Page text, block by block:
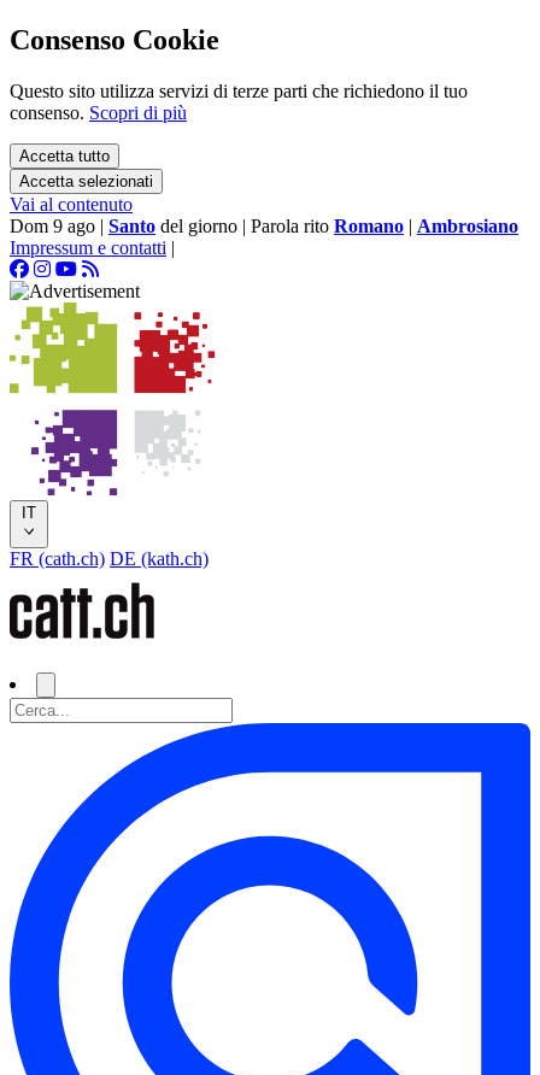
Consenso Cookie
Questo sito utilizza servizi di terze parti che richiedono il tuo
consenso. Scopri di più
Accetta tutto
Accetta selezionati
Vai al contenuto
Dom 9 ago | Santo del giorno | Parola rito Romano | Ambrosiano
Impressum e contatti |
IT
FR (cath.ch) DE (kath.ch)